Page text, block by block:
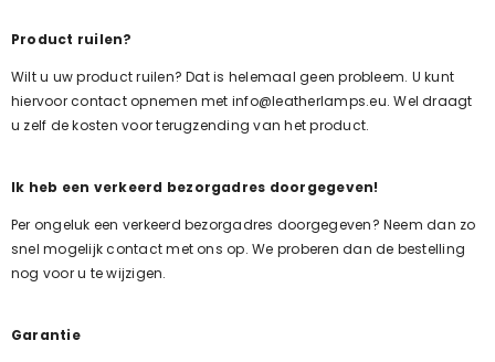
Product ruilen?
Wilt u uw product ruilen? Dat is helemaal geen probleem. U kunt
hiervoor contact opnemen met info@leatherlamps.eu. Wel draagt
u zelf de kosten voor terugzending van het product.
Ik heb een verkeerd bezorgadres doorgegeven!
Per ongeluk een verkeerd bezorgadres doorgegeven? Neem dan zo
snel mogelijk contact met ons op. We proberen dan de bestelling
nog voor u te wijzigen.
Garantie